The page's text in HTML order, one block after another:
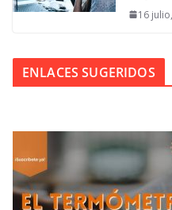
16
ENLACES SUGERIDOS